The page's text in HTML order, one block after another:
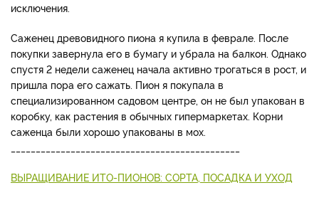
исключения.
Саженец древовидного пиона я купила в феврале. После
покупки завернула его в бумагу и убрала на балкон. Однако
спустя 2 недели саженец начала активно трогаться в рост, и
пришла пора его сажать. Пион я покупала в
специализированном садовом центре, он не был упакован в
коробку, как растения в обычных гипермаркетах. Корни
саженца были хорошо упакованы в мох.
ВЫРАЩИВАНИЕ ИТО-ПИОНОВ: СОРТА, ПОСАДКА И УХОД